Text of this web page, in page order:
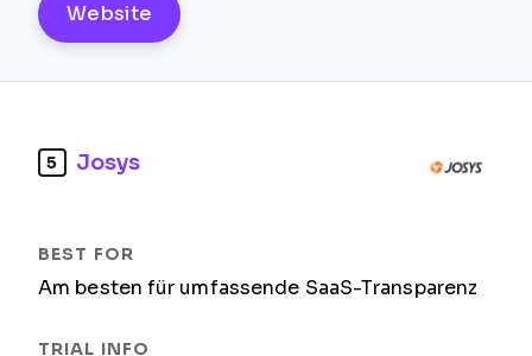
Website
5 Josys
Am besten für umfassende SaaS-Transparenz